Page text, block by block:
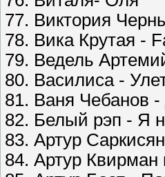
77. Виктория
78. Вика Крутая -
79. Ведель
80. Василиса -
81. Ваня Чебанов -
82. Белый рэп - Я
83. Артур
84. Артур Квирман